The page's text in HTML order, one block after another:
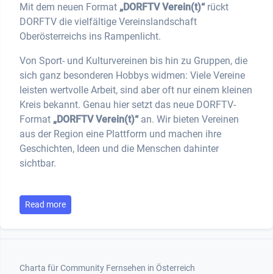
Mit dem neuen Format „DORFTV Verein(t)“rückt
DORFTV die vielfältige Vereinslandschaft
Oberösterreichs ins Rampenlicht.
Von Sport- und Kulturvereinen bis hin zu Gruppen, die
sich ganz besonderen Hobbys widmen: Viele Vereine
leisten wertvolle Arbeit, sind aber oft nur einem kleinen
Kreis bekannt. Genau hier setzt das neue DORFTV-
Format „DORFTV Verein(t)“an. Wir bieten Vereinen
aus der Region eine Plattform und machen ihre
Geschichten, Ideen und die Menschen dahinter
sichtbar.
Read more
Footer 1
Charta für Community Fernsehen in Österreich